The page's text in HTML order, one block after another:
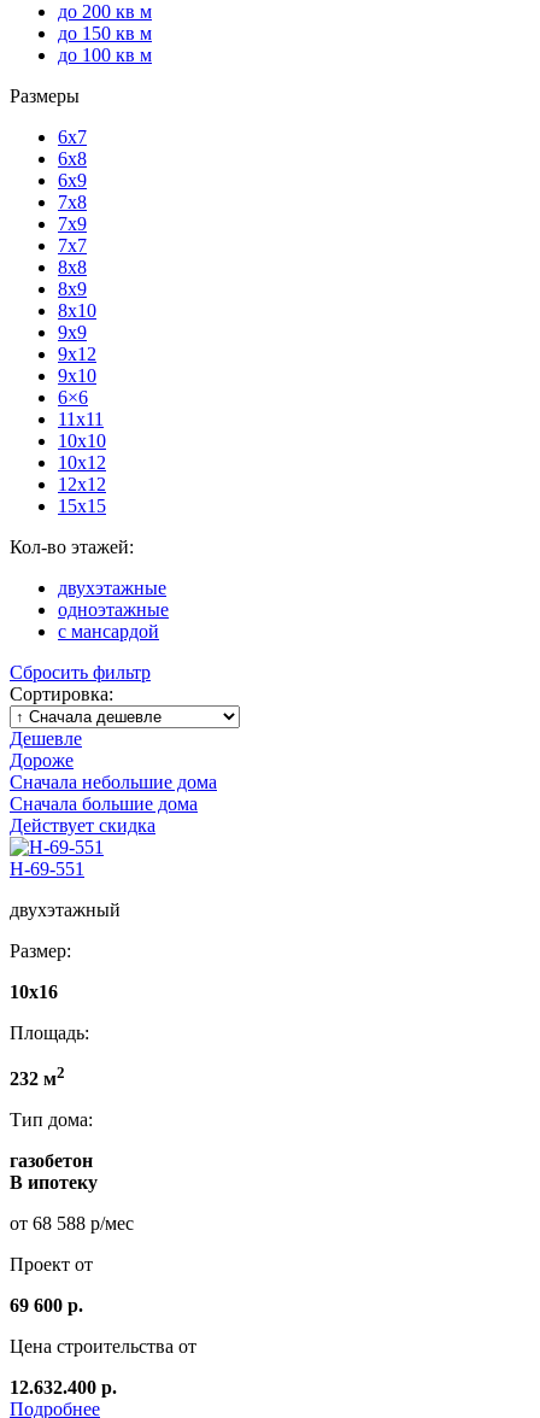
до 200 кв м
до 150 кв м
до 100 кв м
Размеры
6x7
6x8
6x9
7x8
7x9
7x7
8x8
8x9
8x10
9x9
9x12
9x10
6×6
11х11
10х10
10х12
12х12
15х15
Кол-во этажей:
двухэтажные
одноэтажные
с мансардой
Сбросить фильтр
Сортировка:
Дешевле
Дороже
Сначала небольшие дома
Сначала большие дома
Действует скидка
Н-69-551
двухэтажный
Размер:
10х16
Площадь:
232 м2
Тип дома:
газобетон
В ипотеку
от 68 588 р/мес
Проект от
69 600 р.
Цена строительства от
12.632.400 р.
Подробнее